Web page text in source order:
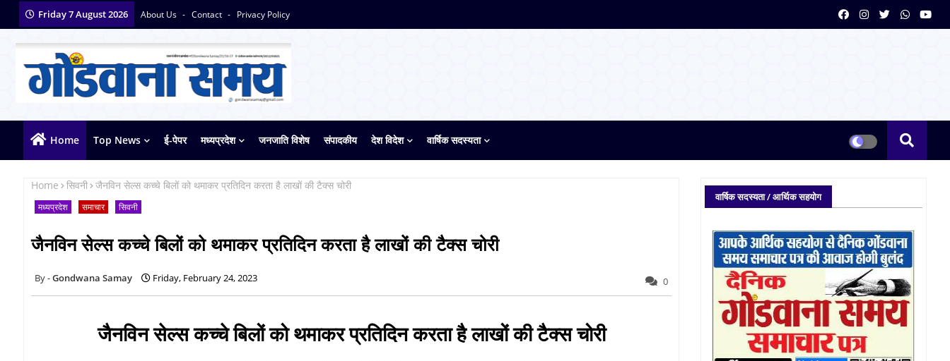
Friday 7 August 2026 About Us Contact Privacy Policy
Home Top News ई-पेपर मध्यप्रदेश जनजाति विशेष संपादकीय देश विदेश वार्षिक सदस्यता
Home सिवनी जैनविन सेल्स कच्चे बिलों को थमाकर प्रतिदिन करता है लाखों की टैक्स चोरी
मध्यप्रदेश समाचार सिवनी
जैनविन सेल्स कच्चे बिलों को थमाकर प्रतिदिन करता है लाखों की टैक्स चोरी
Gondwana Samay Friday, February 24, 2023 0
जैनविन सेल्स कच्चे बिलों को थमाकर प्रतिदिन करता है लाखों की टैक्स चोरी
वार्षिक सदस्यता / आर्थिक सहयोग